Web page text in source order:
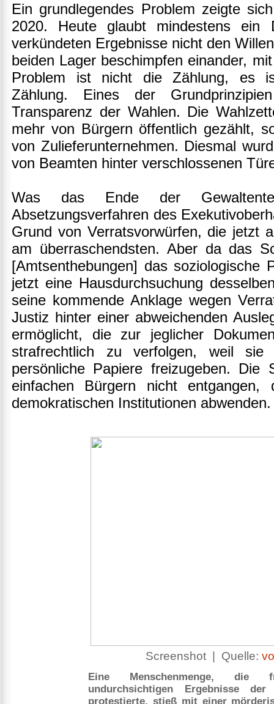
Ein grundlegendes Problem zeigte
2020. Heute glaubt mindestens
verkündeten Ergebnisse nicht den
beiden Lager beschimpfen einander,
Problem ist nicht die Zählung, es
Zählung. Eines der
Transparenz der Wahlen. Die
mehr von Bürgern öffentlich gezählt,
von Zulieferunternehmen. Diesmal
von Beamten hinter verschlossenen
Was das Ende der
Absetzungsverfahren des
Grund von Verratsvorwürfen, die jetzt
am überraschendsten. Aber da das
[Amtsenthebungen] das soziologische
jetzt eine Hausdurchsuchung
seine kommende Anklage wegen
Justiz hinter einer abweichenden
ermöglicht, die zur jeglicher
strafrechtlich zu verfolgen, weil sie
persönliche Papiere freizugeben.
einfachen Bürgern nicht
demokratischen Institutionen abwenden.
Screenshot | Quelle:
Eine Menschenmenge, die
undurchsichtigen Ergebnisse der
protestierte, stieß mit einer